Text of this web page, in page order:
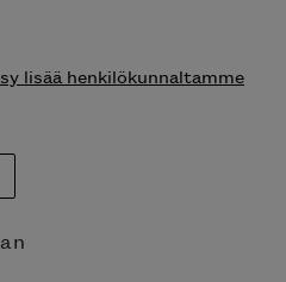
lisää henkilökunnaltamme